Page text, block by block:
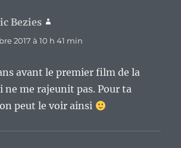
Bezies
2017 à 10 h 41 min
avant le premier film de la
ne me rajeunit pas. Pour ta
peut le voir ainsi